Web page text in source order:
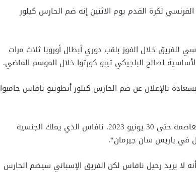
لكرة القدم يوم الاثنين إنه ضم الحارس كيلور
2014 وكان الحارس الأساسي للفريق خلال الفوز بلقب دوري أبطال أوروبا ثلاث مرات
بالإعلان عن ضم الحارس كيلور أنطونيو نافاس جامبوا
”الحارس الكوستاريكي وقع عقده لأربعة مواسم مع نادي العاصمة حتى 30 يونيو 2023. نافاس الذي يملك الجنسية
في باريس سان جيرمان“.
لا يريد رحيل نافاس لكن الفريق الإسباني سيضم الحارس